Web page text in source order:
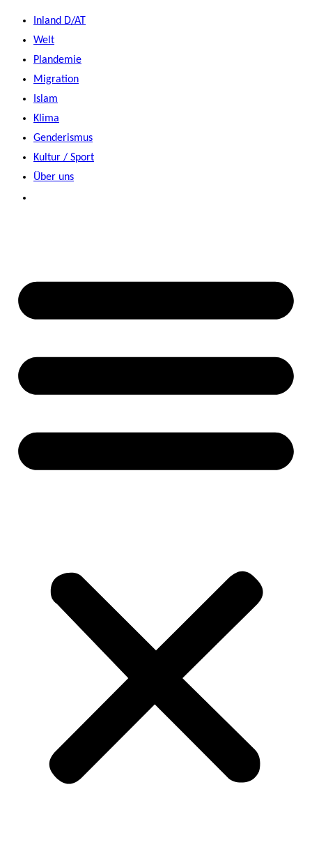
Zum
Inhalt
springen
Inland D/AT
Welt
Plandemie
Migration
Islam
Klima
Genderismus
Kultur / Sport
Über uns